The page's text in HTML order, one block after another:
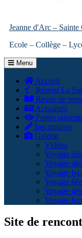
Jeanne d'Arc –
Ecole – Collège –
Menu
Accueil
Réseau La
Revue de
Actualités
Portes
Inscriptions
Galerie
Vidéos
Voyage
Voyage
Voyage
Voyage
Voyage
Voyage
Site de